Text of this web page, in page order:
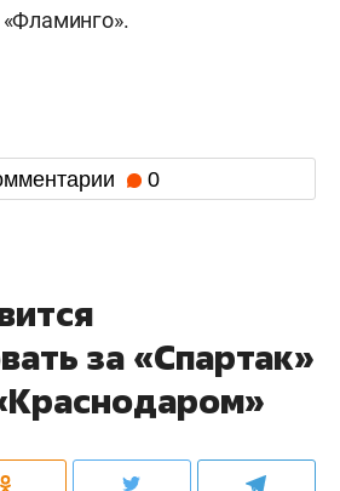
0
за «Спартак»